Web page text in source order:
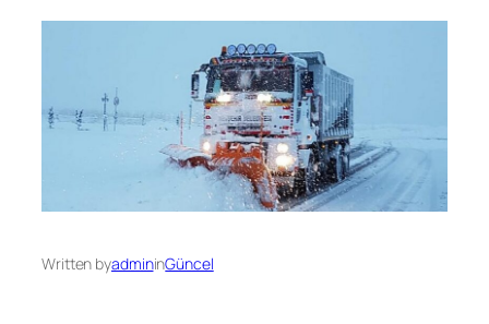
Written byadmininGüncel